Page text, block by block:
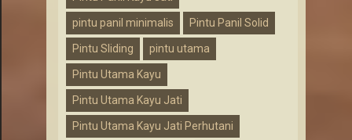
pintu panil minimalis Pintu Panil Solid
Pintu Sliding pintu utama
Pintu Utama Kayu
Pintu Utama Kayu Jati
Pintu Utama Kayu Jati Perhutani